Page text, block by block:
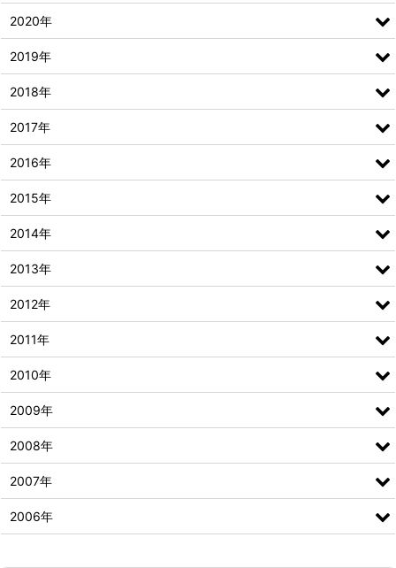
2020年
2019年
2018年
2017年
2016年
2015年
2014年
2013年
2012年
2011年
2010年
2009年
2008年
2007年
2006年